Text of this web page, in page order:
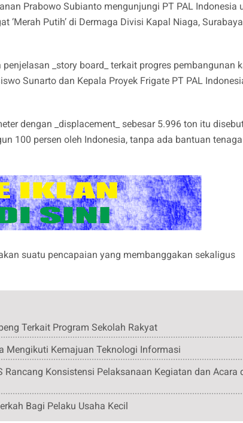
Prabowo Subianto mengunjungi PT PAL Indonesia
‘Merah Putih’ di Dermaga Divisi Kapal Niaga,
_story board_ terkait progres pembangunan
Sunarto dan Kepala Proyek Frigate PT PAL
dengan _displacement_ sebesar 5.996 ton itu
100 persen oleh Indonesia, tanpa ada bantuan tenaga
suatu pencapaian yang membanggakan sekaligus
Terkait Program Sekolah Rakyat
Mengikuti Kemajuan Teknologi Informasi
Rancang Konsistensi Pelaksanaan Kegiatan dan Acara
Bagi Pelaku Usaha Kecil